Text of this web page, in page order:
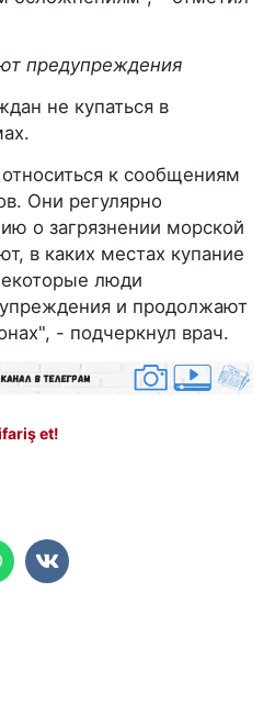
предупреждения
не купаться в
к сообщениям
Они регулярно
о загрязнении морской
в каких местах купание
люди
и продолжают
- подчеркнул врач.
et!